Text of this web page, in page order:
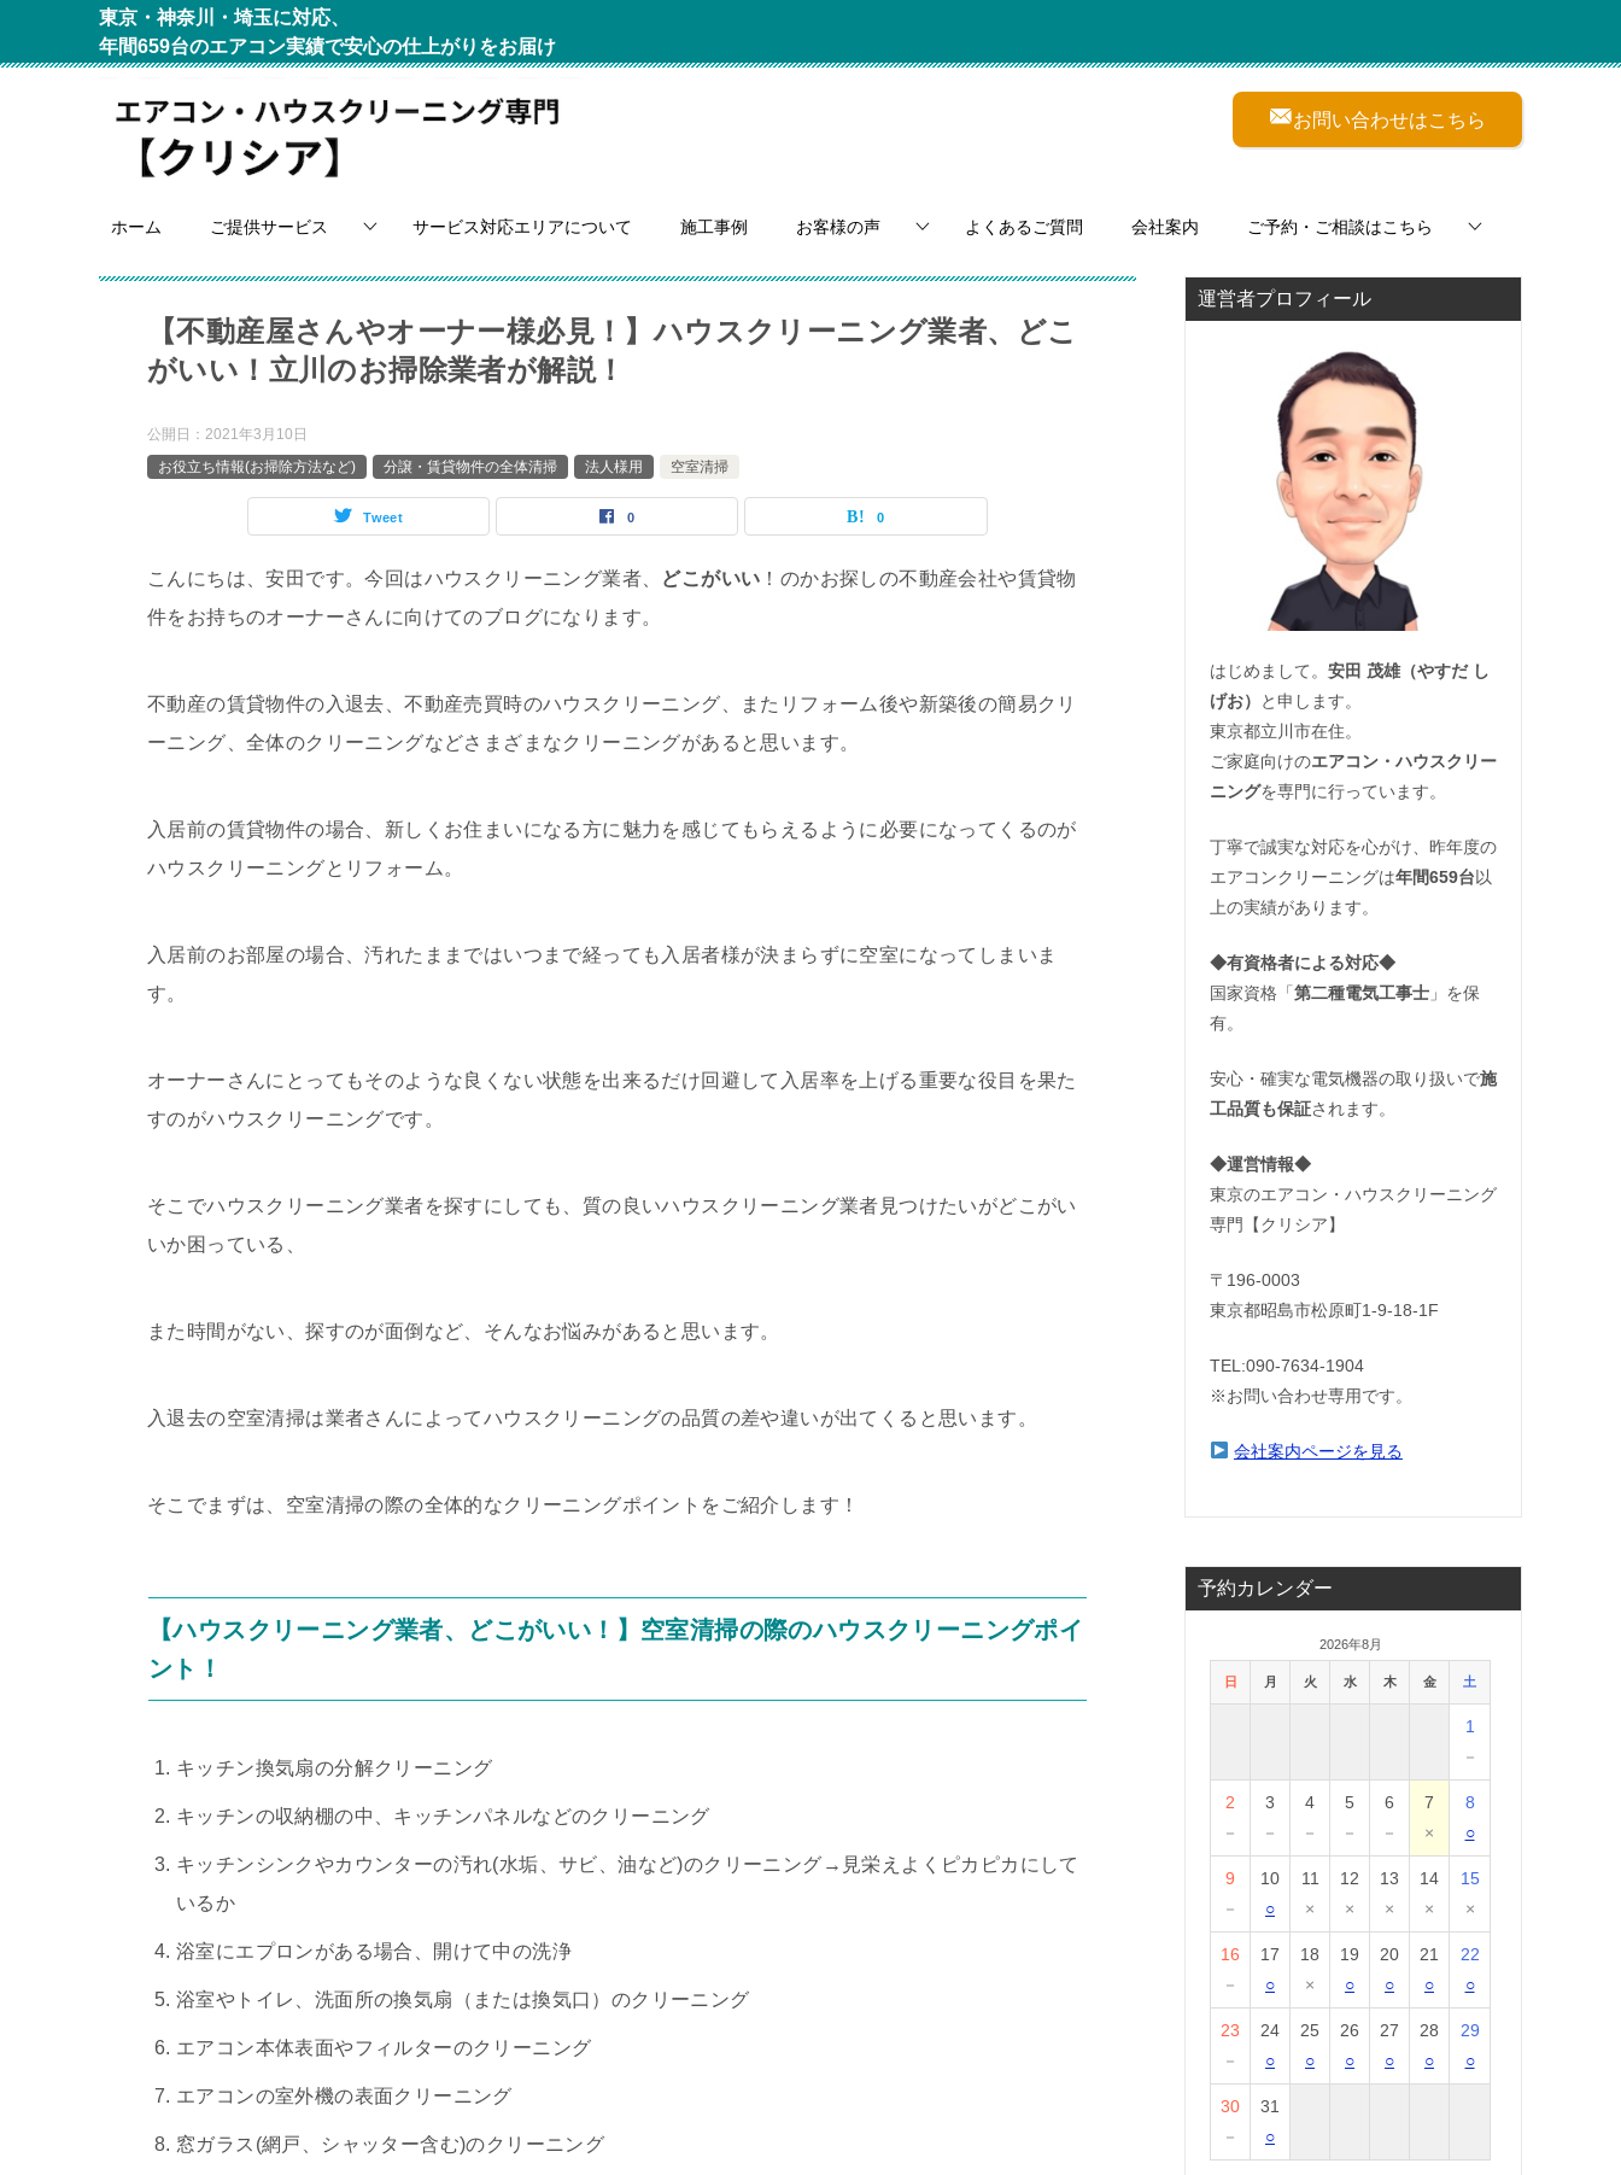
東京・神奈川・埼玉に対応、
年間659台のエアコン実績で安心の仕上がりをお届け
お問い合わせはこちら
ホーム ご提供サービス サービス対応エリアについて 施工事例 お客様の声 よくあるご質問 会社案内 ご予約・ご相談はこちら
【不動産屋さんやオーナー様必見！】ハウスクリーニング業者、どこ
がいい！立川のお掃除業者が解説！
公開日： 2021年3月10日
お役立ち情報(お掃除方法など)
分譲・賃貸物件の全体清掃 法人様用 空室清掃
Tweet 0 0
こんにちは、安田です。今回はハウスクリーニング業者、 どこがいい ！のかお探しの不動産会社や賃貸物
件をお持ちのオーナーさんに向けてのブログになります。
不動産の賃貸物件の入退去、不動産売買時のハウスクリーニング、またリフォーム後や新築後の簡易クリ
ーニング、全体のクリーニングなどさまざまなクリーニングがあると思います。
入居前の賃貸物件の場合、新しくお住まいになる方に魅力を感じてもらえるように必要になってくるのが
ハウスクリーニングとリフォーム。
入居前のお部屋の場合、汚れたままではいつまで経っても入居者様が決まらずに空室になってしまいま
す。
オーナーさんにとってもそのような良くない状態を出来るだけ回避して入居率を上げる重要な役目を果た
すのがハウスクリーニングです。
そこでハウスクリーニング業者を探すにしても、質の良いハウスクリーニング業者見つけたいがどこがい
いか困っている、
また時間がない、探すのが面倒など、そんなお悩みがあると思います。
入退去の空室清掃は業者さんによってハウスクリーニングの品質の差や違いが出てくると思います。
そこでまずは、空室清掃の際の全体的なクリーニングポイントをご紹介します！
【ハウスクリーニング業者、どこがいい！】空室清掃の際のハウスクリーニングポイ
ント！
キッチン換気扇の分解クリーニング
キッチンの収納棚の中、キッチンパネルなどのクリーニング
キッチンシンクやカウンターの汚れ(水垢、サビ、油など)のクリーニング→見栄えよくピカピカにして
いるか
浴室にエプロンがある場合、開けて中の洗浄
浴室やトイレ、洗面所の換気扇（または換気口）のクリーニング
エアコン本体表面やフィルターのクリーニング
エアコンの室外機の表面クリーニング
窓ガラス(網戸、シャッター含む)のクリーニング
運営者プロフィール
はじめまして。 安田 茂雄（やすだ し
げお）
と申します。
東京都立川市在住。
ご家庭向けのエアコン・ハウスクリー
ニングを専門に行っています。
丁寧で誠実な対応を心がけ、昨年度の
エアコンクリーニングは年間659台以
上の実績があります。
◆有資格者による対応◆
国家資格「第二種電気工事士 」を保
有。
安心・確実な電気機器の取り扱いで施
工品質も保証されます。
◆運営情報◆
東京のエアコン・ハウスクリーニング
専門【クリシア】
〒196-0003
東京都昭島市松原町1-9‐18‐1F
TEL:090-7634-1904
※お問い合わせ専用です。
会社案内ページを見る
予約カレンダー
2026年8月
日 月 火 水 木 金 土
1
－
2
－
3
－
4
－
5
－
6
－
7
×
8
○
9
－
10
○
11
×
12
×
13
×
14
×
15
×
16
－
17
○
18
×
19
○
20
○
21
○
22
○
23
－
24
○
25
○
26
○
27
○
28
○
29
○
30
－
31
○